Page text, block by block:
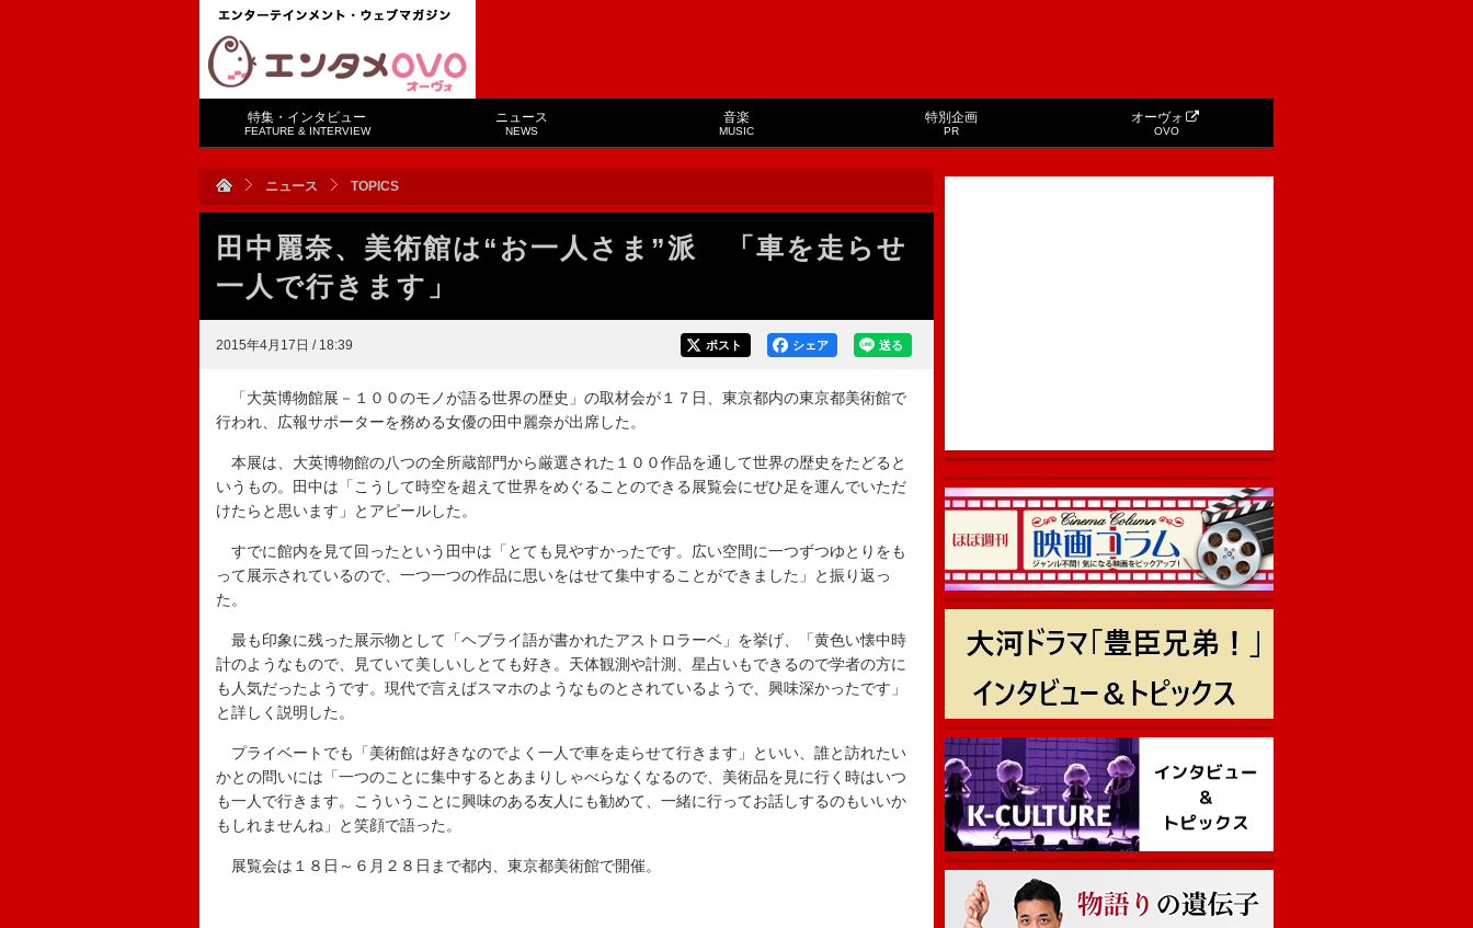
特集・インタビュー
FEATURE & INTERVIEW
ニュース
NEWS
音楽
MUSIC
特別企画
PR
オーヴォ
OVO
ニュース TOPICS
田中麗奈、美術館は“お一人さま”派 「車を走らせ
一人で行きます」
2015年4月17日 / 18:39 送る
シェア
ポスト
「大英博物館展－１００のモノが語る世界の歴史」の取材会が１７日、東京都内の東京都美術館で
行われ、広報サポーターを務める女優の田中麗奈が出席した。
本展は、大英博物館の八つの全所蔵部門から厳選された１００作品を通して世界の歴史をたどると
いうもの。田中は「こうして時空を超えて世界をめぐることのできる展覧会にぜひ足を運んでいただ
けたらと思います」とアピールした。
すでに館内を見て回ったという田中は「とても見やすかったです。広い空間に一つずつゆとりをも
って展示されているので、一つ一つの作品に思いをはせて集中することができました」と振り返っ
た。
最も印象に残った展示物として「ヘブライ語が書かれたアストロラーベ」を挙げ、「黄色い懐中時
計のようなもので、見ていて美しいしとても好き。天体観測や計測、星占いもできるので学者の方に
も人気だったようです。現代で言えばスマホのようなものとされているようで、興味深かったです」
と詳しく説明した。
プライベートでも「美術館は好きなのでよく一人で車を走らせて行きます」といい、誰と訪れたい
かとの問いには「一つのことに集中するとあまりしゃべらなくなるので、美術品を見に行く時はいつ
も一人で行きます。こういうことに興味のある友人にも勧めて、一緒に行ってお話しするのもいいか
もしれませんね」と笑顔で語った。
展覧会は１８日～６月２８日まで都内、東京都美術館で開催。